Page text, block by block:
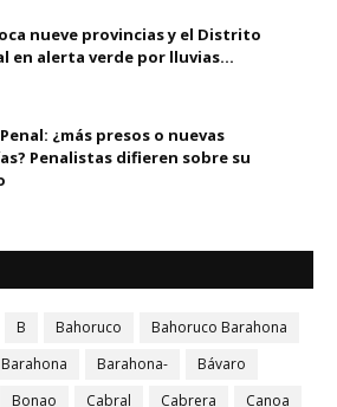
nueve provincias y el Distrito
en alerta verde por lluvias...
¿más presos o nuevas
Penalistas difieren sobre su
B Bahoruco
Bahoruco Barahona
Barahona Barahona-
Bávaro
Bonao Cabral Cabrera
Canoa